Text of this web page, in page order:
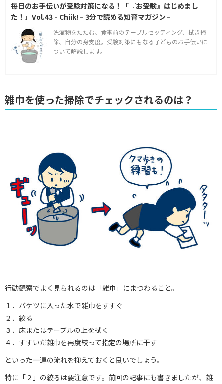
毎日のお手伝いが受験対策になる！「『お受験』はじめまし
た！」Vol.43 – Chiik! – 3分で読める知育マガジン –
洗濯物をたたむ、食事前のテーブルセッティング、拭き掃
除、自分の身支度。受験対策にもなる子どものお手伝いに
ついて解説します。
雑巾を使った掃除でチェックされるのは？
行動観察でよく見られるのは「雑巾」にまつわること。
１．バケツに入った水で雑巾をすすぐ
２．絞る
３．床またはテーブルの上を拭く
４．すすいだ雑巾を再度絞って指定の場所に干す
といった一連の流れを抑えておくと良いでしょう。
特に「２」の絞るは要注意です。前回の記事にも書きましたが、雑